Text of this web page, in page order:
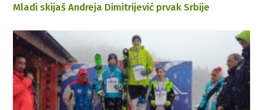
Mladi skijaš Andreja Dimitrijević prvak Srbije